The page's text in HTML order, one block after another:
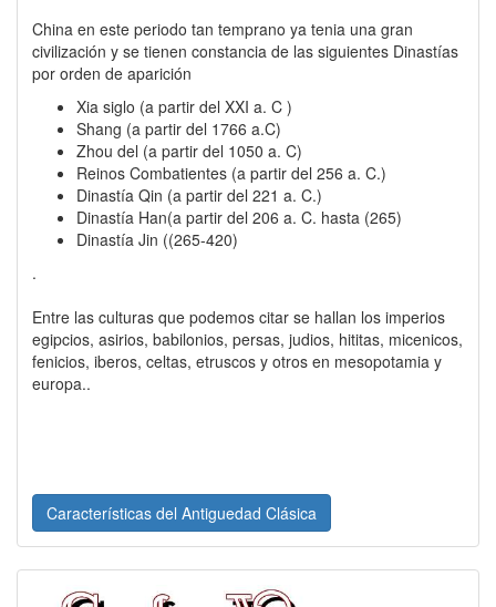
China en este periodo tan temprano ya tenia una gran
civilización y se tienen constancia de las siguientes Dinastías
por orden de aparición
Xia siglo (a partir del XXI a. C )
Shang (a partir del 1766 a.C)
Zhou del (a partir del 1050 a. C)
Reinos Combatientes (a partir del 256 a. C.)
Dinastía Qin (a partir del 221 a. C.)
Dinastía Han(a partir del 206 a. C. hasta (265)
Dinastía Jin ((265-420)
.
Entre las culturas que podemos citar se hallan los imperios
egipcios, asirios, babilonios, persas, judios, hititas, micenicos,
fenicios, iberos, celtas, etruscos y otros en mesopotamia y
europa..
Características del Antiguedad Clásica